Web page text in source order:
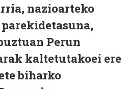
nazioarteko
Perun
kaltetutakoei ere
biharko